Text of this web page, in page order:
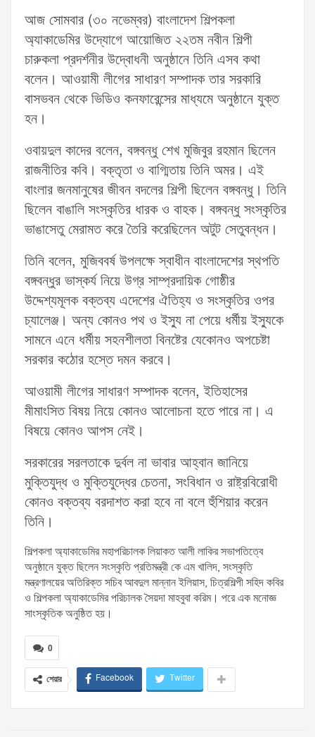
আজ সোমবার (৩০ নভেম্বর) বাংলাদেশ শিল্পকলা
অ্যাকাডেমির উদ্যোগে আয়োজিত ২২তম নবীন শিল্পী
চারুকলা প্রদর্শনীর উদ্বোধনী অনুষ্ঠানে তিনি এসব কথা
বলেন। আওয়ামী লীগের সাধারণ সম্পাদক তার সরকারি
বাসভবন থেকে ভিডিও কনফারেন্সের মাধ্যমে অনুষ্ঠানে যুক্ত
হন।
ওবায়দুল কাদের বলেন, বঙ্গবন্ধু শেখ মুজিবুর রহমান ছিলেন
রাজনীতির কবি। বক্তৃতা ও বাগ্মিতায় তিনি অমর। এই
বাংলার জনমানুষের জীবন বদলের শিল্পী ছিলেন বঙ্গবন্ধু। তিনি
ছিলেন বাঙালি সংস্কৃতির ধারক ও বাহক। বঙ্গবন্ধু সংস্কৃতির
ভাঙাসেতু মেরামত করে তৈরি করেছিলেন অটুট সেতুবন্ধন।
তিনি বলেন, মুজিববর্ষ উপলক্ষে স্বাধীন বাংলাদেশের স্থপতি
বঙ্গবন্ধুর ভাস্কর্য নিয়ে উগ্র সাম্প্রদায়িক গোষ্ঠীর
উদ্দেশ্যমূলক বক্তব্য এদেশের ঐতিহ্য ও সংস্কৃতির ওপর
চ্যালেঞ্জ। অন্য কোনও পথ ও ইস্যু না পেয়ে ধর্মীয় ইস্যুকে
সামনে এনে ধর্মীয় সহনশীলতা বিনষ্টের যেকোনও অপচেষ্টা
সরকার কঠোর হস্তে দমন করবে।
আওয়ামী লীগের সাধারণ সম্পাদক বলেন, ইতিহাসের
মীমাংসিত বিষয় নিয়ে কোনও আলোচনা হতে পারে না। এ
বিষয়ে কোনও আপস নেই।
সরকারের সরলতাকে দুর্বল না ভাবার আহ্বান জানিয়ে
মুক্তিযুদ্ধ ও মুক্তিযুদ্ধের চেতনা, সংবিধান ও রাষ্ট্রবিরোধী
কোনও বক্তব্য বরদাশত করা হবে না বলে হুঁশিয়ার করেন
তিনি।
শিল্পকলা অ্যাকাডেমির মহাপরিচালক লিয়াকত আলী লাকির সভাপতিত্বে
অনুষ্ঠানে যুক্ত ছিলেন সংস্কৃতি প্রতিমন্ত্রী কে এম খালিদ, সংস্কৃতি
মন্ত্রণালয়ের অতিরিক্ত সচিব আবদুল মান্নান ইলিয়াস, চিত্রশিল্পী সহিদ কবির
ও শিল্পকলা অ্যাকাডেমির পরিচালক সৈয়দা মাহবুবা করিম। পরে এক মনোজ্ঞ
সাংস্কৃতিক অনুষ্ঠিত হয়।
0
শেয়ার Facebook Twitter